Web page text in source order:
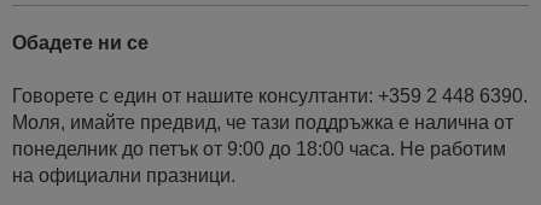
Обадете ни се
Говорете с един от нашите консултанти: +359 2 448 6390.
Моля, имайте предвид, че тази поддръжка е налична от
понеделник до петък от 9:00 до 18:00 часа. Не работим
на официални празници.